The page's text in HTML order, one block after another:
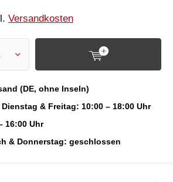
Versandkosten
(DE, ohne Inseln)
& Freitag: 10:00 – 18:00 Uhr
16:00 Uhr
& Donnerstag: geschlossen